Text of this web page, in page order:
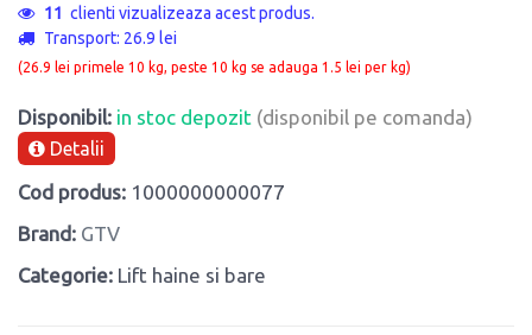
11 clienti vizualizeaza acest produs.
Transport: 26.9 lei
(26.9 lei primele 10 kg, peste 10 kg se adauga 1.5 lei per kg)
Disponibil: in stoc depozit (disponibil pe comanda)
Detalii
Cod produs: 1000000000077
Brand: GTV
Categorie: Lift haine si bare